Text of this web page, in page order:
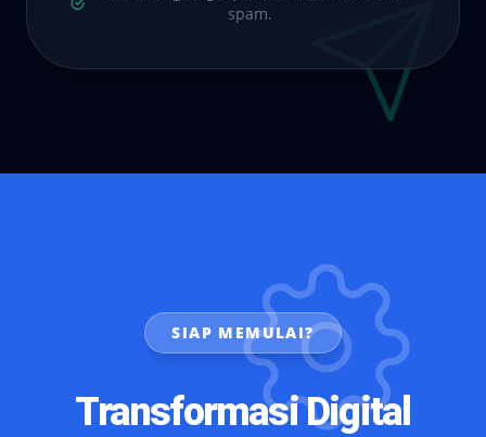
spam.
SIAP MEMULAI?
Transformasi Digital